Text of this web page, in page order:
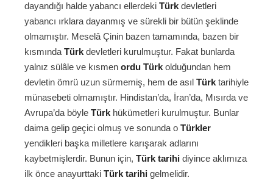
dayandığı halde yabancı ellerdeki Türk devletleri
yabancı ırklara dayanmış ve sürekli bir bütün şeklinde
olmamıştır. Meselâ Çinin bazen tamamında, bazen bir
kısmında Türk devletleri kurulmuştur. Fakat bunlarda
yalnız sülâle ve kısmen ordu Türk olduğundan hem
devletin ömrü uzun sürmemiş, hem de asıl Türk tarihiyle
münasebeti olmamıştır. Hindistan’da, İran’da, Mısırda ve
Avrupa’da böyle Türk hükümetleri kurulmuştur. Bunlar
daima gelip geçici olmuş ve sonunda o Türkler
yendikleri başka milletlere karışarak adlarını
kaybetmişlerdir. Bunun için, Türk tarihi diyince aklımıza
ilk önce anayurttaki Türk tarihi gelmelidir.